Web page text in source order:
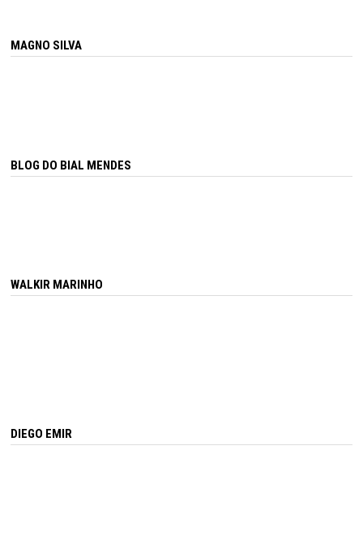
MAGNO SILVA
BLOG DO BIAL MENDES
WALKIR MARINHO
DIEGO EMIR